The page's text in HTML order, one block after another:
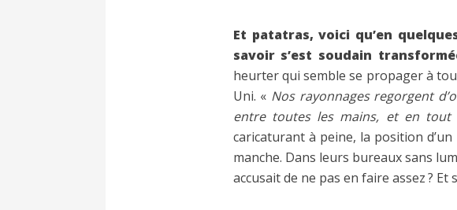
Et patatras, voici qu’en
savoir s’est soudain
heurter qui semble se propager à
Uni. « Nos rayonnages regorgent
entre toutes les mains, et en tout
caricaturant à peine, la position
manche. Dans leurs bureaux sans
accusait de ne pas en faire assez ?